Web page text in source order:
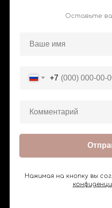
Оставьте
+7
Нажимая на кнопку вы